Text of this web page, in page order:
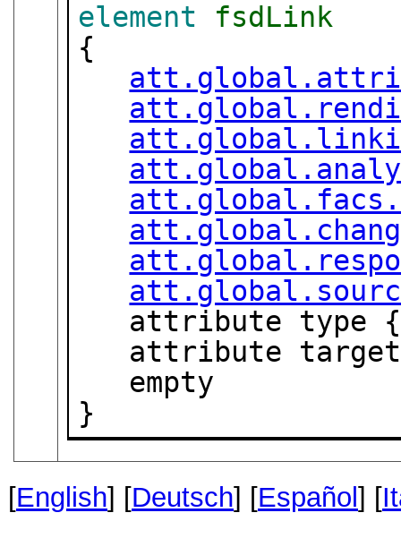
element
fsdLink
{
attribute type
attribute
}
[English] [Deutsch] [Español ] [